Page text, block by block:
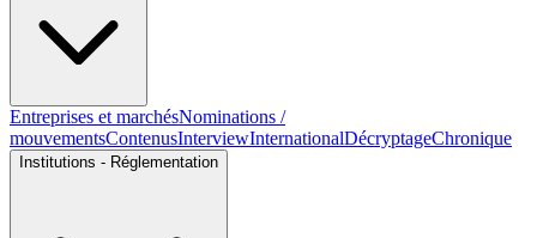
Entreprises et marchésNominations /
mouvementsContenusInterviewInternationalDécryptageChronique
Institutions - Réglementation